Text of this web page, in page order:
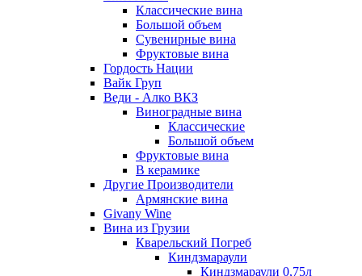
Классические вина
Большой объем
Сувенирные вина
Фруктовые вина
Гордость Нации
Вайк Груп
Веди - Алко ВКЗ
Виноградные вина
Классические
Большой объем
Фруктовые вина
В керамике
Другие Производители
Армянские вина
Givany Wine
Вина из Грузии
Кварельский Погреб
Киндзмараули
Киндзмараули 0,75л